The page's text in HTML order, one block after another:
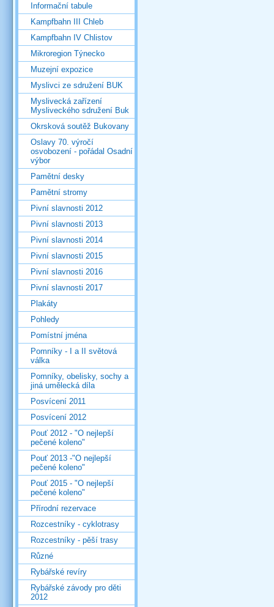
Informační tabule
Kampfbahn III Chleb
Kampfbahn IV Chlistov
Mikroregion Týnecko
Muzejní expozice
Myslivci ze sdružení BUK
Myslivecká zařízení
Mysliveckého sdružení Buk
Okrsková soutěž Bukovany
Oslavy 70. výročí
osvobození - pořádal Osadní
výbor
Pamětní desky
Pamětní stromy
Pivní slavnosti 2012
Pivní slavnosti 2013
Pivní slavnosti 2014
Pivní slavnosti 2015
Pivní slavnosti 2016
Pivní slavnosti 2017
Plakáty
Pohledy
Pomístní jména
Pomníky - I a II světová
válka
Pomníky, obelisky, sochy a
jiná umělecká díla
Posvícení 2011
Posvícení 2012
Pouť 2012 - "O nejlepší
pečené koleno"
Pouť 2013 -"O nejlepší
pečené koleno"
Pouť 2015 - "O nejlepší
pečené koleno"
Přírodní rezervace
Rozcestníky - cyklotrasy
Rozcestníky - pěší trasy
Různé
Rybářské revíry
Rybářské závody pro děti
2012